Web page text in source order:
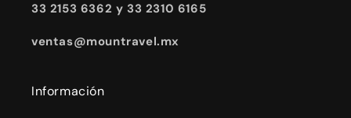
33 2153 6362 y 33 2310 6165
ventas@mountravel.mx
Información